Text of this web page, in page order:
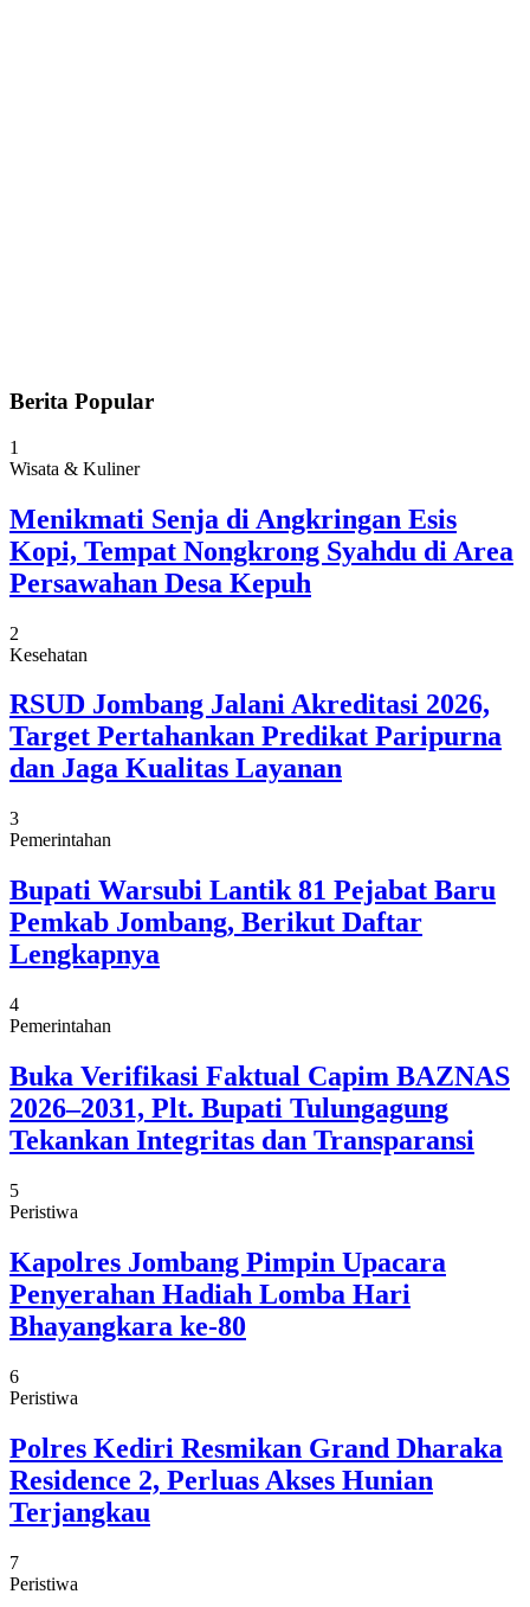
Berita Popular
1
Wisata & Kuliner
Menikmati Senja di Angkringan Esis
Kopi, Tempat Nongkrong Syahdu di Area
Persawahan Desa Kepuh
2
Kesehatan
RSUD Jombang Jalani Akreditasi 2026,
Target Pertahankan Predikat Paripurna
dan Jaga Kualitas Layanan
3
Pemerintahan
Bupati Warsubi Lantik 81 Pejabat Baru
Pemkab Jombang, Berikut Daftar
Lengkapnya
4
Pemerintahan
Buka Verifikasi Faktual Capim BAZNAS
2026–2031, Plt. Bupati Tulungagung
Tekankan Integritas dan Transparansi
5
Peristiwa
Kapolres Jombang Pimpin Upacara
Penyerahan Hadiah Lomba Hari
Bhayangkara ke-80
6
Peristiwa
Polres Kediri Resmikan Grand Dharaka
Residence 2, Perluas Akses Hunian
Terjangkau
7
Peristiwa